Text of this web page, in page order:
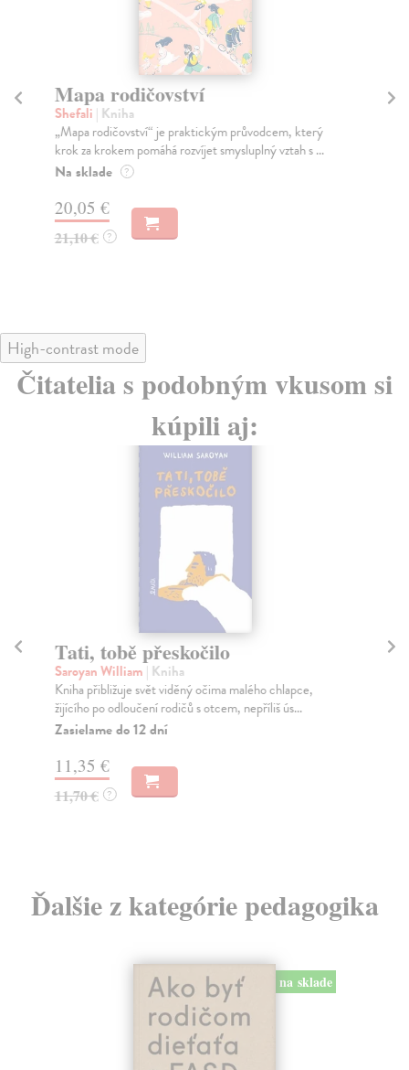
Mapa rodičovství
Shefali | Kniha
„Mapa rodičovství“ je praktickým průvodcem, který
krok za krokem pomáhá rozvíjet smysluplný vztah s ...
Na sklade ?
20,05 €
21,10 € ?
High-contrast mode
Čitatelia s podobným vkusom si
kúpili aj:
Tati, tobě přeskočilo
Saroyan William | Kniha
Kniha přibližuje svět viděný očima malého chlapce,
žijícího po odloučení rodičů s otcem, nepříliš ús...
Zasielame do 12 dní
11,35 €
11,70 € ?
Ďalšie z kategórie pedagogika
na sklade